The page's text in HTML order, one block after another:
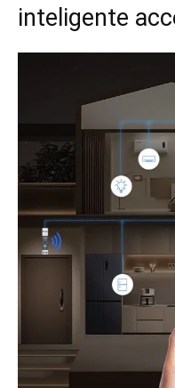
inteligente